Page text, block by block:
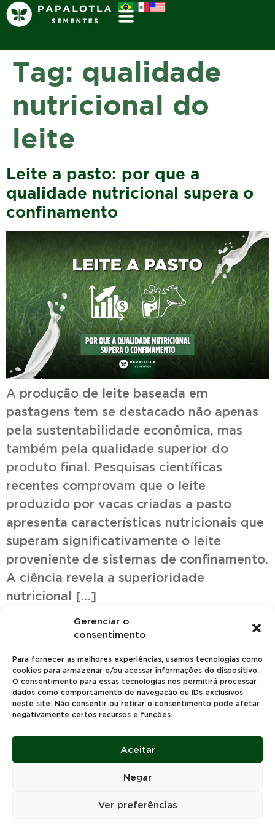
Gerenciar o
consentimento
Para fornecer as melhores experiências, usamos tecnologias como
cookies para armazenar e/ou acessar informações do dispositivo.
O consentimento para essas tecnologias nos permitirá processar
dados como comportamento de navegação ou IDs exclusivos
neste site. Não consentir ou retirar o consentimento pode afetar
negativamente certos recursos e funções.
Aceitar
Negar
Ver preferências
Tag: qualidade
nutricional do
leite
Leite a pasto: por que a
qualidade nutricional supera o
confinamento
A produção de leite baseada em
pastagens tem se destacado não apenas
pela sustentabilidade econômica, mas
também pela qualidade superior do
produto final. Pesquisas científicas
recentes comprovam que o leite
produzido por vacas criadas a pasto
apresenta características nutricionais que
superam significativamente o leite
proveniente de sistemas de confinamento.
A ciência revela a superioridade
nutricional […]
Avenida Brasil, 412, Regente Feijó – São Paulo
Entre em contato: +55 18 3941.1207